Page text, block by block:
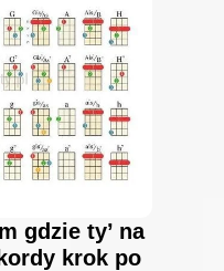
gdzie ty’ na
krok po